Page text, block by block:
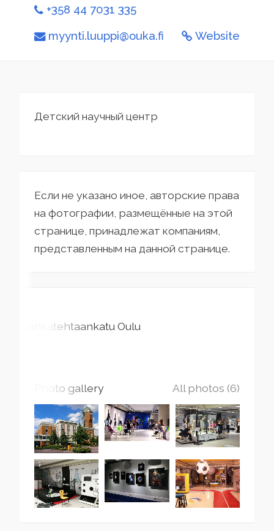
+358 44 7031 335
myynti.luuppi@ouka.fi Website
Детский научный центр
Если не указано иное, авторские права
на фотографии, размещённые на этой
странице, принадлежат компаниям,
представленным на данной странице.
NahkatehtaankatuOulu
Photo gallery All photos (6)